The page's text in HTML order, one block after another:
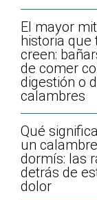
El mayor
historia que
creen:
de comer
digestión o
calambres
Qué
un
dormís: las
detrás de
dolor